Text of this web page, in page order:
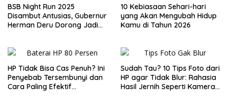
BSB Night Run 2025
Disambut Antusias, Gubernur
Herman Deru Dorong Jadi
10 Kebiasaan Sehari-hari
yang Akan Mengubah Hidup
Kamu di Tahun 2026
HP Tidak Bisa Cas Penuh? Ini
Penyebab Tersembunyi dan
Cara Paling Efektif
Sudah Tau? 10 Tips Foto dari
HP agar Tidak Blur: Rahasia
Hasil Jernih Seperti Kamera